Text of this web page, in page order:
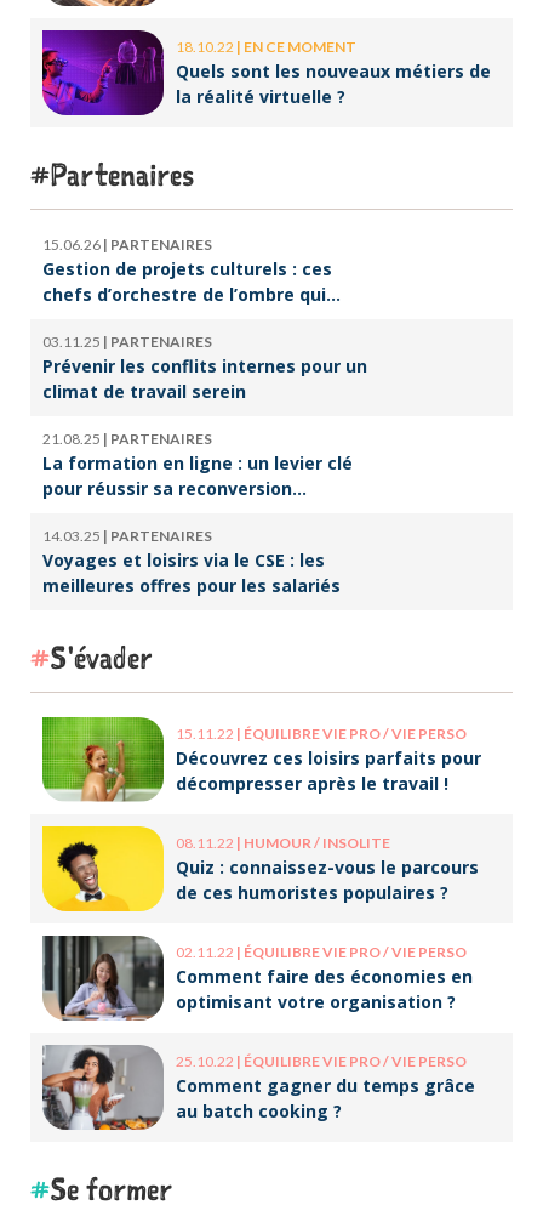
18.10.22 | EN CE MOMENT
Quels sont les nouveaux métiers de
la réalité virtuelle ?
Partenaires
15.06.26 | PARTENAIRES
Gestion de projets culturels : ces
chefs d’orchestre de l’ombre qui
03.11.25 | PARTENAIRES
Prévenir les conflits internes pour un
climat de travail serein
21.08.25 | PARTENAIRES
La formation en ligne : un levier clé
pour réussir sa reconversion
14.03.25 | PARTENAIRES
Voyages et loisirs via le CSE : les
meilleures offres pour les salariés
S'évader
15.11.22 | ÉQUILIBRE VIE PRO / VIE PERSO
Découvrez ces loisirs parfaits pour
décompresser après le travail !
08.11.22 | HUMOUR / INSOLITE
Quiz : connaissez-vous le parcours
de ces humoristes populaires ?
02.11.22 | ÉQUILIBRE VIE PRO / VIE PERSO
Comment faire des économies en
optimisant votre organisation ?
25.10.22 | ÉQUILIBRE VIE PRO / VIE PERSO
Comment gagner du temps grâce
au batch cooking ?
Se former